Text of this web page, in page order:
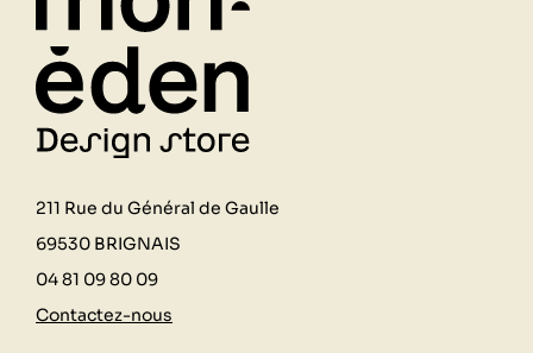
211 Rue du Général de Gaulle
69530 BRIGNAIS
04 81 09 80 09
Contactez-nous